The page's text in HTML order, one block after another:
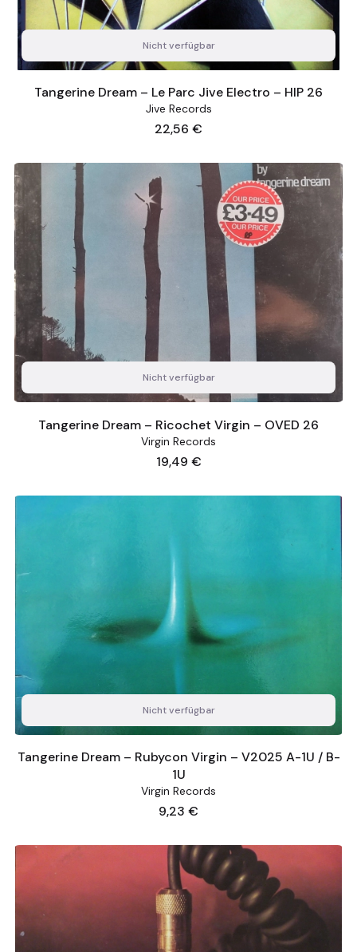
Nicht verfügbar
Tangerine Dream – Le Parc Jive Electro – HIP 26
Jive Records
Preis
22,56 €
Nicht verfügbar
Tangerine Dream – Ricochet Virgin – OVED 26
Virgin Records
Preis
19,49 €
Nicht verfügbar
Tangerine Dream – Rubycon Virgin – V2025 A-1U / B-
1U
Virgin Records
Preis
9,23 €